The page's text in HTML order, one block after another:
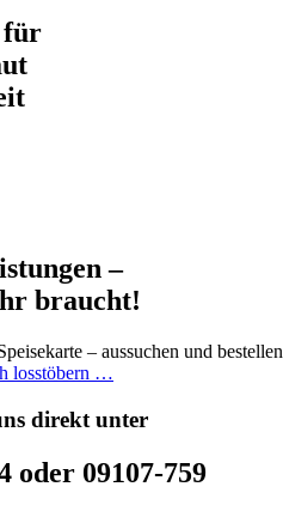
für
–
braucht!
– aussuchen und bestellen
losstöbern …
direkt unter
oder 09107-759